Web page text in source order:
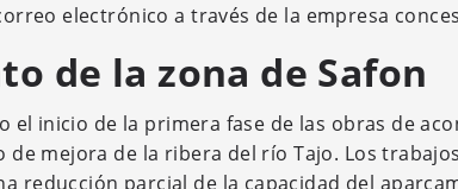
electrónico a través de la empresa
de la zona de Safon
el inicio de la primera fase de las obras de
mejora de la ribera del río Tajo. Los
reducción parcial de la capacidad del